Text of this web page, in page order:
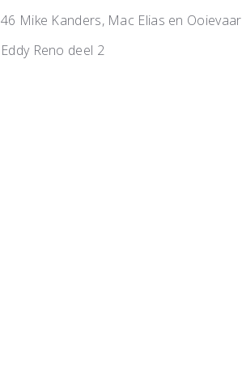
46 Mike Kanders, Mac Elias en Ooievaar
Eddy Reno deel 2